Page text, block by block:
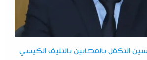
التكفل بالمصابين بالتليف الكيسي